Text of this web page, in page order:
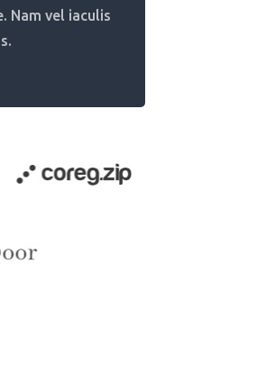
Nam vel iaculis